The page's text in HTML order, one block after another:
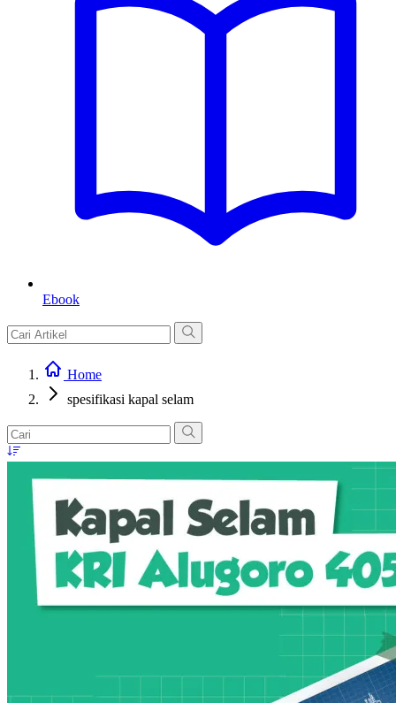
Ebook
Home
spesifikasi kapal selam